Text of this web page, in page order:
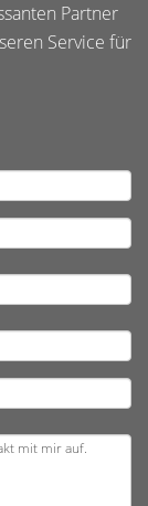
Partner
Service für